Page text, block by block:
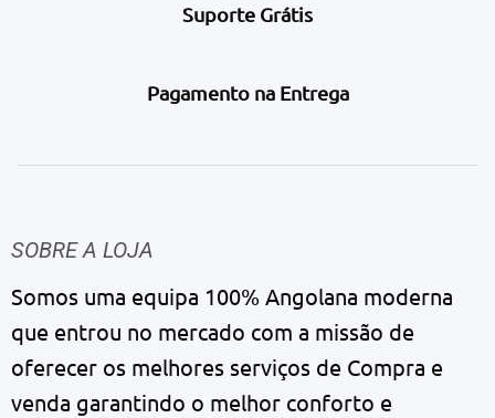
Suporte Grátis
Pagamento na Entrega
SOBRE A LOJA
Somos uma equipa 100% Angolana moderna
que entrou no mercado com a missão de
oferecer os melhores serviços de Compra e
venda garantindo o melhor conforto e